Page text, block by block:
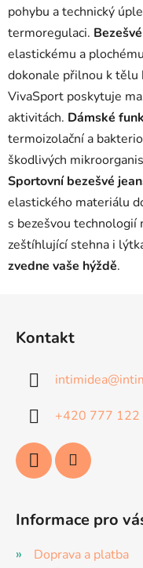
pohybu a technický
termoregulaci.
elastickému a
dokonale přilnou k tělu
VivaSport poskytuje
aktivitách. Dámské
termoizolační a
škodlivých
Sportovní bezešvé
elastického materiálu
s bezešvou technologií
zeštíhlující stehna i
zvedne vaše hýždě.
Kontakt
intimidea@
+420 777 122
Informace pro
Doprava a platba